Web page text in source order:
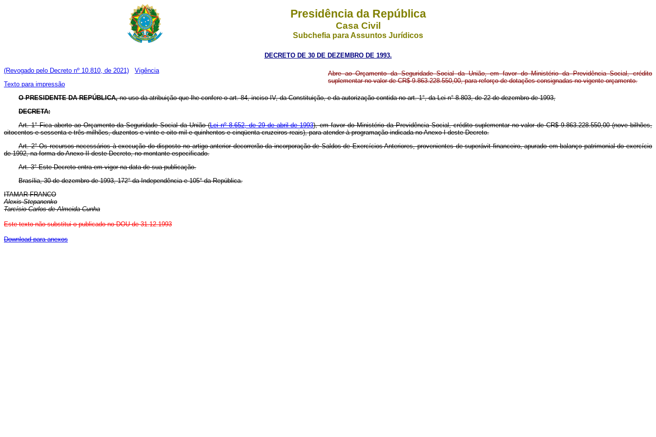
Presidência da República
Casa Civil
Subchefia para Assuntos Jurídicos
DECRETO DE 30 DE DEZEMBRO DE 1993.
(Revogado pelo Decreto nº 10.810, de 2021)
Vigência
Texto para impressão
Abre ao Orçamento da Seguridade Social da União, em favor do Ministério da Previdência Social, crédito
suplementar no valor de CR$ 9.863.228.550,00, para reforço de dotações consignadas no vigente orçamento.
O PRESIDENTE DA REPÚBLICA,no uso da atribuição que lhe confere o art. 84, inciso IV, da Constituição, e da autorização contida no art. 1°, da Lei n° 8.803, de 22 de dezembro de 1993,
DECRETA:
Art. 1° Fica aberto ao Orçamento da Seguridade Social da União (Lei nº 8.652, de 29 de abril de 1993), em favor do Ministério da Previdência Social, crédito suplementar no valor de CR$ 9.863.228.550,00 (nove bilhões,
oitocentos e sessenta e três milhões, duzentos e vinte e oito mil e quinhentos e cinqüenta cruzeiros reais), para atender à programação indicada no Anexo I deste Decreto.
Art. 2° Os recursos necessários à execução do disposto no artigo anterior decorrerão da incorporação de Saldos de Exercícios Anteriores, provenientes de superávit financeiro, apurado em balanço patrimonial do exercício
de 1992, na forma do Anexo II deste Decreto, no montante especificado.
Art. 3° Este Decreto entra em vigor na data de sua publicação.
Brasília, 30 de dezembro de 1993, 172° da Independência e 105° da República.
ITAMAR FRANCO
Alexis Stepanenko
Tarcísio Carlos de Almeida Cunha
Este texto não substitui o publicado no DOU de 31.12.1993
Download para anexos